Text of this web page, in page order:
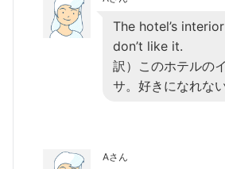
The hotel’s
don’t like it.
訳）このホテルの
サ。好きになれない
Aさん